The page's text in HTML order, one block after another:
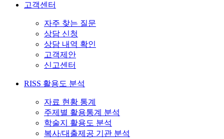
고객센터
자주 찾는 질문
상담 신청
상담 내역 확인
고객제안
신고센터
RISS 활용도 분석
자료 현황 통계
주제별 활용통계 분석
학술지 활용도 분석
복사/대출제공 기관 분석